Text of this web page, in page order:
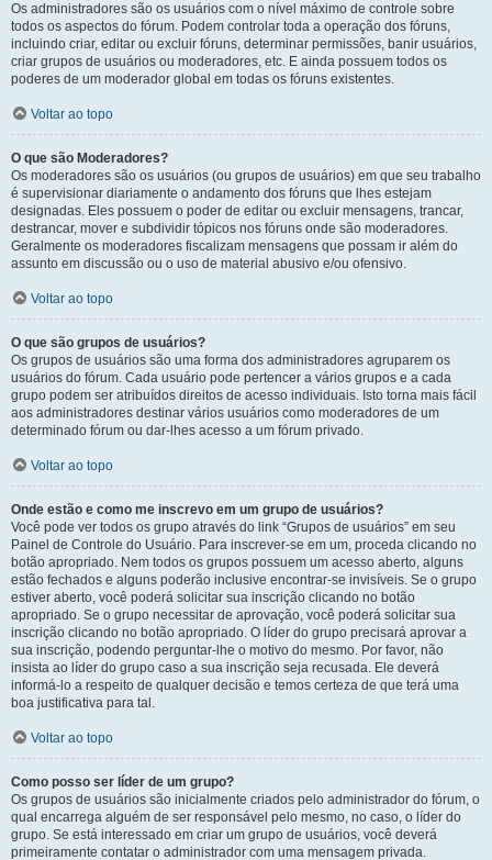
Os administradores são os usuários com o nível máximo de controle sobre
todos os aspectos do fórum. Podem controlar toda a operação dos fóruns,
incluindo criar, editar ou excluir fóruns, determinar permissões, banir usuários,
criar grupos de usuários ou moderadores, etc. E ainda possuem todos os
poderes de um moderador global em todas os fóruns existentes.
Voltar ao topo
O que são Moderadores?
Os moderadores são os usuários (ou grupos de usuários) em que seu trabalho
é supervisionar diariamente o andamento dos fóruns que lhes estejam
designadas. Eles possuem o poder de editar ou excluir mensagens, trancar,
destrancar, mover e subdividir tópicos nos fóruns onde são moderadores.
Geralmente os moderadores fiscalizam mensagens que possam ir além do
assunto em discussão ou o uso de material abusivo e/ou ofensivo.
Voltar ao topo
O que são grupos de usuários?
Os grupos de usuários são uma forma dos administradores agruparem os
usuários do fórum. Cada usuário pode pertencer a vários grupos e a cada
grupo podem ser atribuídos direitos de acesso individuais. Isto torna mais fácil
aos administradores destinar vários usuários como moderadores de um
determinado fórum ou dar-lhes acesso a um fórum privado.
Voltar ao topo
Onde estão e como me inscrevo em um grupo de usuários?
Você pode ver todos os grupo através do link “Grupos de usuários” em seu
Painel de Controle do Usuário. Para inscrever-se em um, proceda clicando no
botão apropriado. Nem todos os grupos possuem um acesso aberto, alguns
estão fechados e alguns poderão inclusive encontrar-se invisíveis. Se o grupo
estiver aberto, você poderá solicitar sua inscrição clicando no botão
apropriado. Se o grupo necessitar de aprovação, você poderá solicitar sua
inscrição clicando no botão apropriado. O líder do grupo precisará aprovar a
sua inscrição, podendo perguntar-lhe o motivo do mesmo. Por favor, não
insista ao líder do grupo caso a sua inscrição seja recusada. Ele deverá
informá-lo a respeito de qualquer decisão e temos certeza de que terá uma
boa justificativa para tal.
Voltar ao topo
Como posso ser líder de um grupo?
Os grupos de usuários são inicialmente criados pelo administrador do fórum, o
qual encarrega alguém de ser responsável pelo mesmo, no caso, o líder do
grupo. Se está interessado em criar um grupo de usuários, você deverá
primeiramente contatar o administrador com uma mensagem privada.